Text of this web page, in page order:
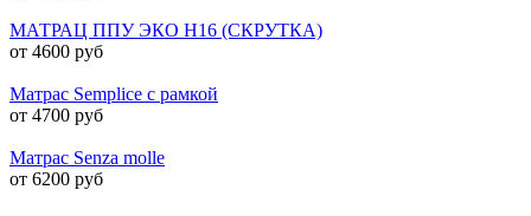
МАТРАЦ ППУ ЭКО H16 (СКРУТКА)
от 4600 руб
Матрас Semplice с рамкой
от 4700 руб
Матрас Senza molle
от 6200 руб